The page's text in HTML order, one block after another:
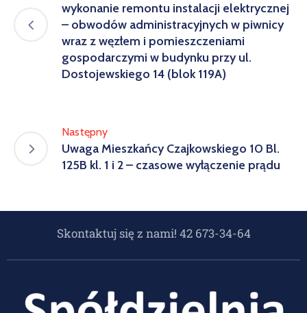
wykonanie remontu instalacji elektrycznej
– obwodów administracyjnych w piwnicy
wraz z węzłem i pomieszczeniami
gospodarczymi w budynku przy ul.
Dostojewskiego 14 (blok 119A)
Następny
Uwaga Mieszkańcy Czajkowskiego 10 Bl.
125B kl. 1 i 2 – czasowe wyłączenie prądu
Skontaktuj się z nami! 42 673-34-64